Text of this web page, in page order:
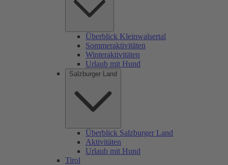
Überblick Kleinwalsertal
Sommeraktivitäten
Winteraktivitäten
Urlaub mit Hund
Salzburger Land
Überblick Salzburger Land
Aktivitäten
Urlaub mit Hund
Tirol